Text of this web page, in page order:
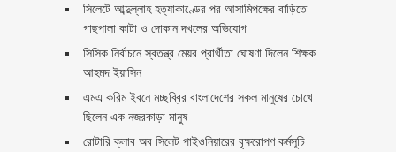
সিলেটে আব্দুল্লাহ হত্যাকাণ্ডের পর আসামিপক্ষের বাড়িতে
গাছপালা কাটা ও দোকান দখলের অভিযোগ
সিসিক নির্বাচনে স্বতন্ত্র মেয়র প্রার্থীতা ঘোষণা দিলেন শিক্ষক
আহমদ ইয়াসিন
এমএ করিম ইবনে মচ্ছব্বির বাংলাদেশের সকল মানুষের চোখে
ছিলেন এক নজরকাড়া মানুষ ‎
রোটারি ক্লাব অব সিলেট পাইওনিয়ারের বৃক্ষরোপণ কর্মসূচি